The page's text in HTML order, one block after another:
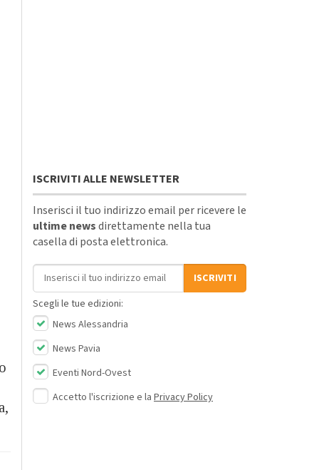
ISCRIVITI ALLE NEWSLETTER
Inserisci il tuo indirizzo email per ricevere le
ultime newsdirettamente nella tua
casella di posta elettronica.
Indirizzo email
ISCRIVITI
Scegli le tue edizioni:
News Alessandria
News Pavia
Eventi Nord-Ovest
Accetto l'iscrizione e la Privacy Policy